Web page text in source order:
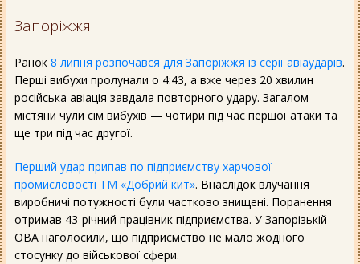
Запоріжжя
Ранок 8 липня розпочався для Запоріжжя із серії авіаударів.
Перші вибухи пролунали о 4:43, а вже через 20 хвилин
російська авіація завдала повторного удару. Загалом
містяни чули сім вибухів — чотири під час першої атаки та
ще три під час другої.
Перший удар припав по підприємству харчової
промисловості ТМ «Добрий кит». Внаслідок влучання
виробничі потужності були частково знищені. Поранення
отримав 43-річний працівник підприємства. У Запорізькій
ОВА наголосили, що підприємство не мало жодного
стосунку до військової сфери.